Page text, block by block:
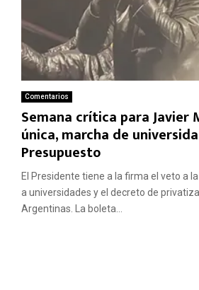
Comentarios
Semana crítica para Javier
única, marcha de
Presupuesto
El Presidente tiene a la firma el veto a
a universidades y el decreto de
Argentinas. La boleta...